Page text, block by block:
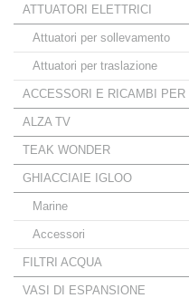
ATTUATORI ELETTRICI
Attuatori per sollevamento
Attuatori per traslazione
ACCESSORI E RICAMBI PER
ALZA TV
TEAK WONDER
GHIACCIAIE IGLOO
Marine
Accessori
FILTRI ACQUA
VASI DI ESPANSIONE